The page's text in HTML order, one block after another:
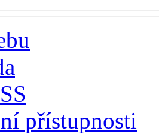
přístupnosti